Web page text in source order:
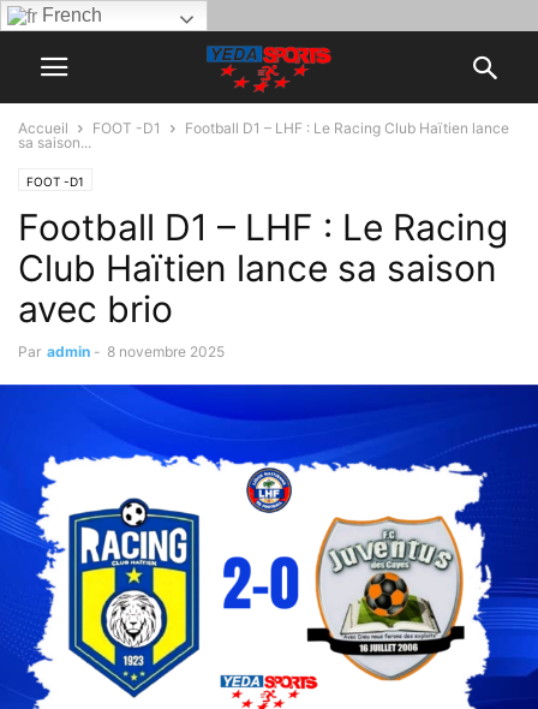
French
Accueil FOOT -D1
Football D1 – LHF : Le Racing Club Haïtien lance
sa saison...
FOOT -D1
Football D1 – LHF : Le Racing
Club Haïtien lance sa saison
avec brio
Par admin - 8 novembre 2025